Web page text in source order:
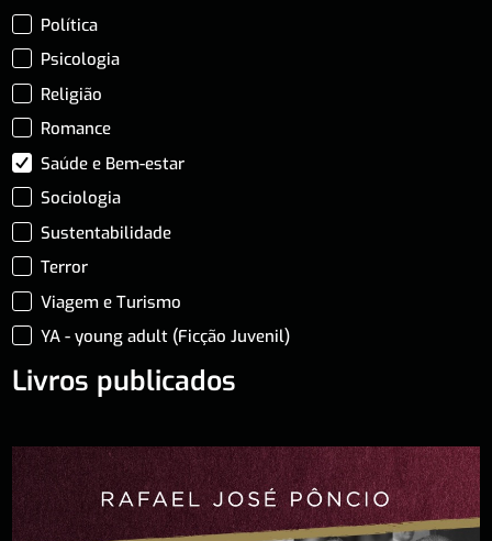
Política
Psicologia
Religião
Romance
Saúde e Bem-estar
Sociologia
Sustentabilidade
Terror
Viagem e Turismo
YA - young adult (Ficção Juvenil)
Livros publicados